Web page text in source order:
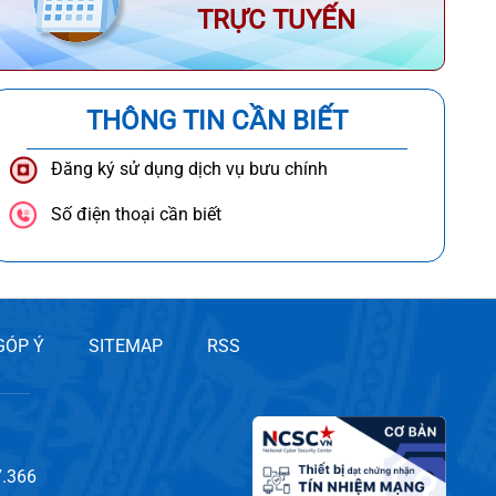
TRỰC TUYẾN
THÔNG TIN CẦN BIẾT
Đăng ký sử dụng dịch vụ bưu chính
Số điện thoại cần biết
Ý SITEMAP RSS